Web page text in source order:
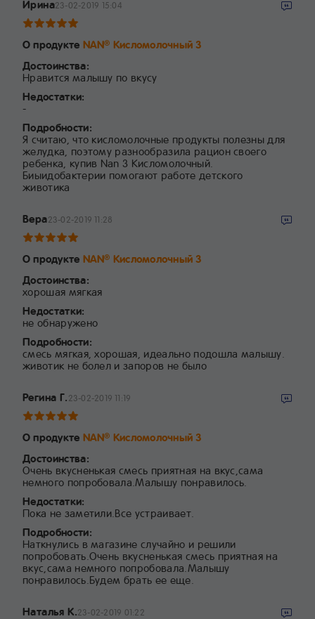
Ирина23-02-2019 15:04
О продукте NAN® Кисломолочный 3
Достоинства:
Нравится малышу по вкусу
Недостатки:
-
Подробности:
Я считаю, что кисломолочные продукты полезны для
желудка, поэтому разнообразила рацион своего
ребенка, купив Nan 3 Кисломолочный.
Биыидобактерии помогают работе детского
животика
Вера23-02-2019 11:28
О продукте NAN® Кисломолочный 3
Достоинства:
хорошая мягкая
Недостатки:
не обнаружено
Подробности:
смесь мягкая, хорошая, идеально подошла малышу.
животик не болел и запоров не было
Регина Г.23-02-2019 11:19
О продукте NAN® Кисломолочный 3
Достоинства:
Очень вкусненькая смесь приятная на вкус,сама
немного попробовала.Малышу понравилось.
Недостатки:
Пока не заметили.Все устраивает.
Подробности:
Наткнулись в магазине случайно и решили
попробовать.Очень вкусненькая смесь приятная на
вкус,сама немного попробовала.Малышу
понравилось.Будем брать ее еще.
Наталья К.23-02-2019 01:22